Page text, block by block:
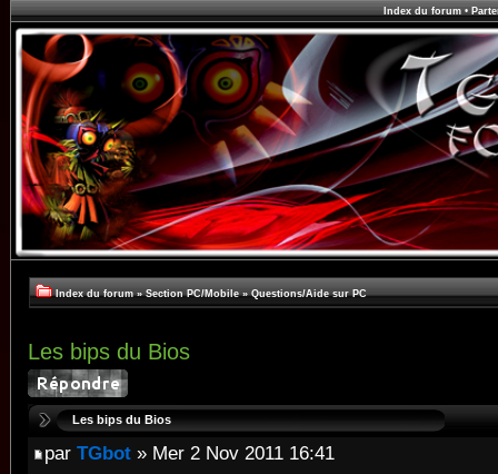
Index du forum•
Index du forum » Section PC/Mobile » Questions/Aide sur PC
Les bips du Bios
Les bips du Bios
par TGbot » Mer 2 Nov 2011 16:41